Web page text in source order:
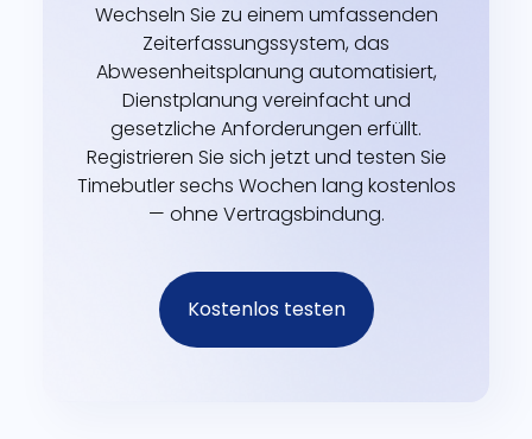
Wechseln Sie zu einem umfassenden
Zeiterfassungssystem, das
Abwesenheitsplanung automatisiert,
Dienstplanung vereinfacht und
gesetzliche Anforderungen erfüllt.
Registrieren Sie sich jetzt und testen Sie
Timebutler sechs Wochen lang kostenlos
— ohne Vertragsbindung.
Kostenlos testen